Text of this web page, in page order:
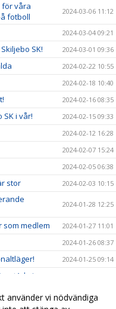
för våra
fotboll
2024-03-06 11:12
2024-03-04 09:21
SK! 2024-03-01 09:36
2024-02-22 10:55
2024-02-18 10:40
2024-02-16 08:35
i vår! 2024-02-15 09:33
2024-02-12 16:28
2024-02-07 15:24
2024-02-05 06:38
stor 2024-02-03 10:15
2024-01-28 12:25
som medlem 2024-01-27 11:01
2024-01-26 08:37
2024-01-25 09:14
2023-12-20 10:37
använder vi nödvändiga